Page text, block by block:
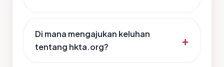
Di mana mengajukan keluhan
tentang hkta.org?